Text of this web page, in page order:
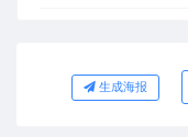
生成海报